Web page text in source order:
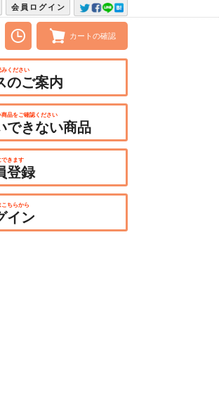
会員ログイン
カートの確認
みください
のご案内
商品をご確認ください
できない商品
できます
登録
ちらから
イン